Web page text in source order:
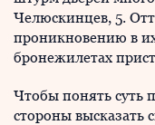
Челюскинцев, 5.
проникновению в
бронежилетах
Чтобы понять суть
стороны высказать